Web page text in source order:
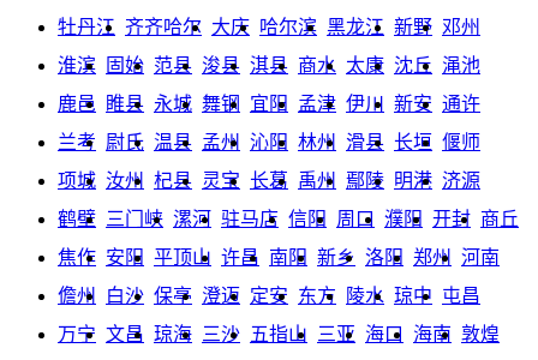
牡丹江 齐齐哈尔 大庆 哈尔滨 黑龙江 新野 邓州
淮滨
固始 范县 浚县 淇县 商水 太康 沈丘 渑池
鹿邑
睢县 永城 舞钢 宜阳 孟津 伊川 新安 通许
兰考 尉氏 温县 孟州 沁阳 林州 滑县 长垣 偃师
项城 汝州 杞县 灵宝 长葛 禹州 鄢陵 明港 济源
鹤壁 三门峡 漯河 驻马店 信阳 周口 濮阳 开封 商丘
焦作 安阳 平顶山 许昌 南阳 新乡 洛阳 郑州
河南
儋州
白沙 保亭 澄迈 定安 东方 陵水 琼中 屯昌
万宁 文昌 琼海 三沙 五指山 三亚 海口 海南 敦煌